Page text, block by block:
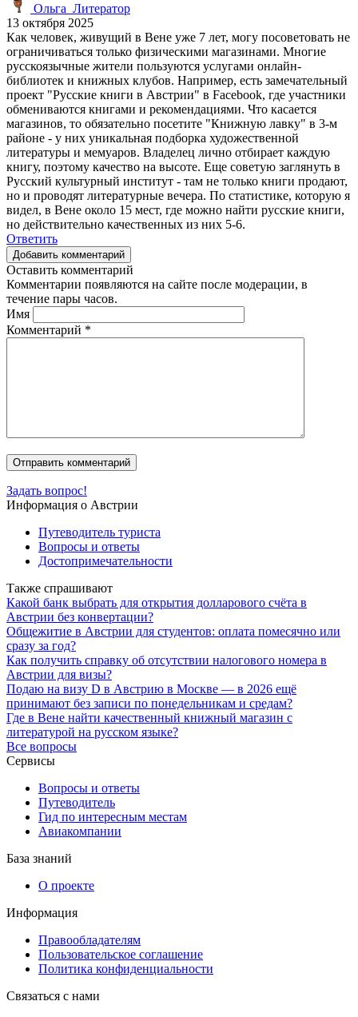
Ольга_Литератор
13 октября 2025
Как человек, живущий в Вене уже 7 лет, могу посоветовать не
ограничиваться только физическими магазинами. Многие
русскоязычные жители пользуются услугами онлайн-
библиотек и книжных клубов. Например, есть замечательный
проект "Русские книги в Австрии" в Facebook, где участники
обмениваются книгами и рекомендациями. Что касается
магазинов, то обязательно посетите "Книжную лавку" в 3-м
районе - у них уникальная подборка художественной
литературы и мемуаров. Владелец лично отбирает каждую
книгу, поэтому качество на высоте. Еще советую заглянуть в
Русский культурный институт - там не только книги продают,
но и проводят литературные вечера. По статистике, которую я
видел, в Вене около 15 мест, где можно найти русские книги,
но действительно качественных из них 5-6.
Ответить
Добавить комментарий
Оставить комментарий
Комментарии появляются на сайте после модерации, в
течение пары часов.
Имя
Комментарий *
Задать вопрос!
Информация о Австрии
Путеводитель туриста
Вопросы и ответы
Достопримечательности
Также спрашивают
Какой банк выбрать для открытия долларового счёта в
Австрии без конвертации?
Общежитие в Австрии для студентов: оплата помесячно или
сразу за год?
Как получить справку об отсутствии налогового номера в
Австрии для визы?
Подаю на визу D в Австрию в Москве — в 2026 ещё
принимают без записи по понедельникам и средам?
Где в Вене найти качественный книжный магазин с
литературой на русском языке?
Все вопросы
Сервисы
Вопросы и ответы
Путеводитель
Гид по интересным местам
Авиакомпании
База знаний
О проекте
Информация
Правообладателям
Пользовательское соглашение
Политика конфиденциальности
Связаться с нами